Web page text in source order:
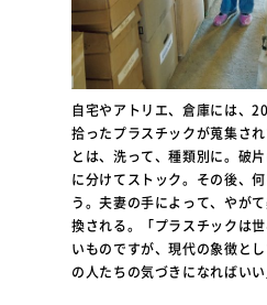
自宅やアトリエ、倉庫には、
拾ったプラスチックが蒐集さ
とは、洗って、種類別に。破
に分けてストック。その後、
う。夫妻の手によって、やが
換される。「プラスチックは
いものですが、現代の象徴と
の人たちの気づきになればい